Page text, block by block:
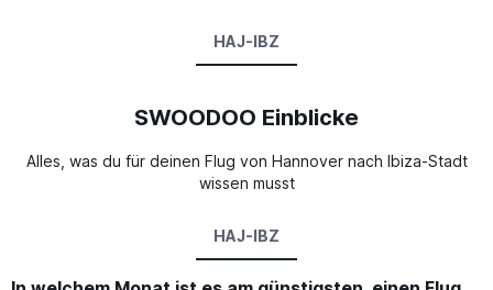
HAJ-IBZ
SWOODOO Einblicke
Alles, was du für deinen Flug von Hannover nach Ibiza-Stadt
wissen musst
HAJ-IBZ